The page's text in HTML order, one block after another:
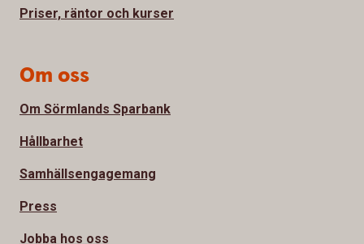
Priser, räntor och kurser
Om oss
Om Sörmlands Sparbank
Hållbarhet
Samhällsengagemang
Press
Jobba hos oss